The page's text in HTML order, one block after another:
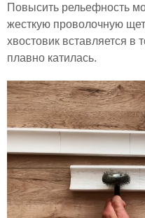
Повысить рельефность
жесткую проволочную
хвостовик вставляется в
плавно катилась.